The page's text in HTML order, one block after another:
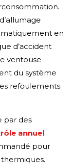
en
d’accident
ventouse
du système
refoulements
par des
annuel
pour